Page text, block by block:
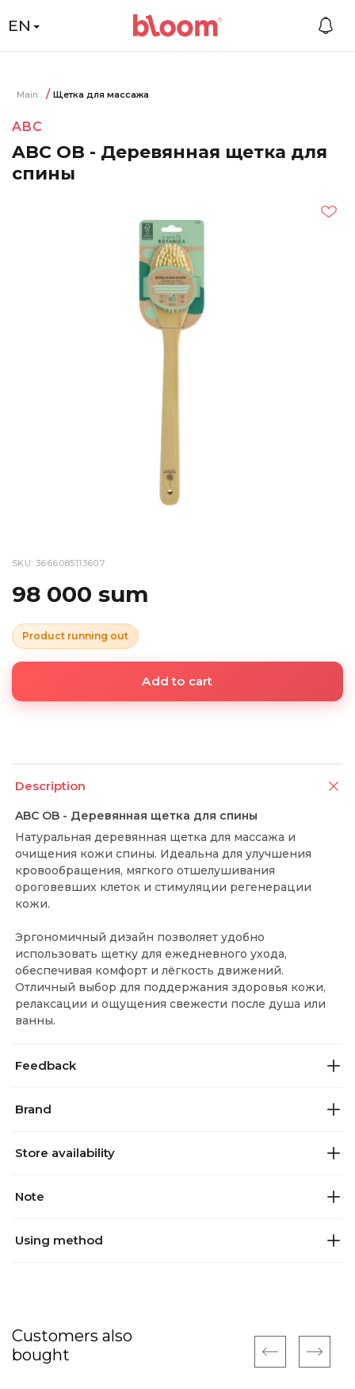
EN
Main Щетка для массажа
ABC
ABC OB - Деревянная щетка для
спины
SKU: 3666085113607
98 000 sum
Product running out
Add to cart
Description
ABC OB - Деревянная щетка для спины
Натуральная деревянная щетка для массажа и
очищения кожи спины. Идеальна для улучшения
кровообращения, мягкого отшелушивания
ороговевших клеток и стимуляции регенерации
кожи.
Эргономичный дизайн позволяет удобно
использовать щетку для ежедневного ухода,
обеспечивая комфорт и лёгкость движений.
Отличный выбор для поддержания здоровья кожи,
релаксации и ощущения свежести после душа или
ванны.
Feedback
Brand
Store availability
Note
Using method
Customers also
bought